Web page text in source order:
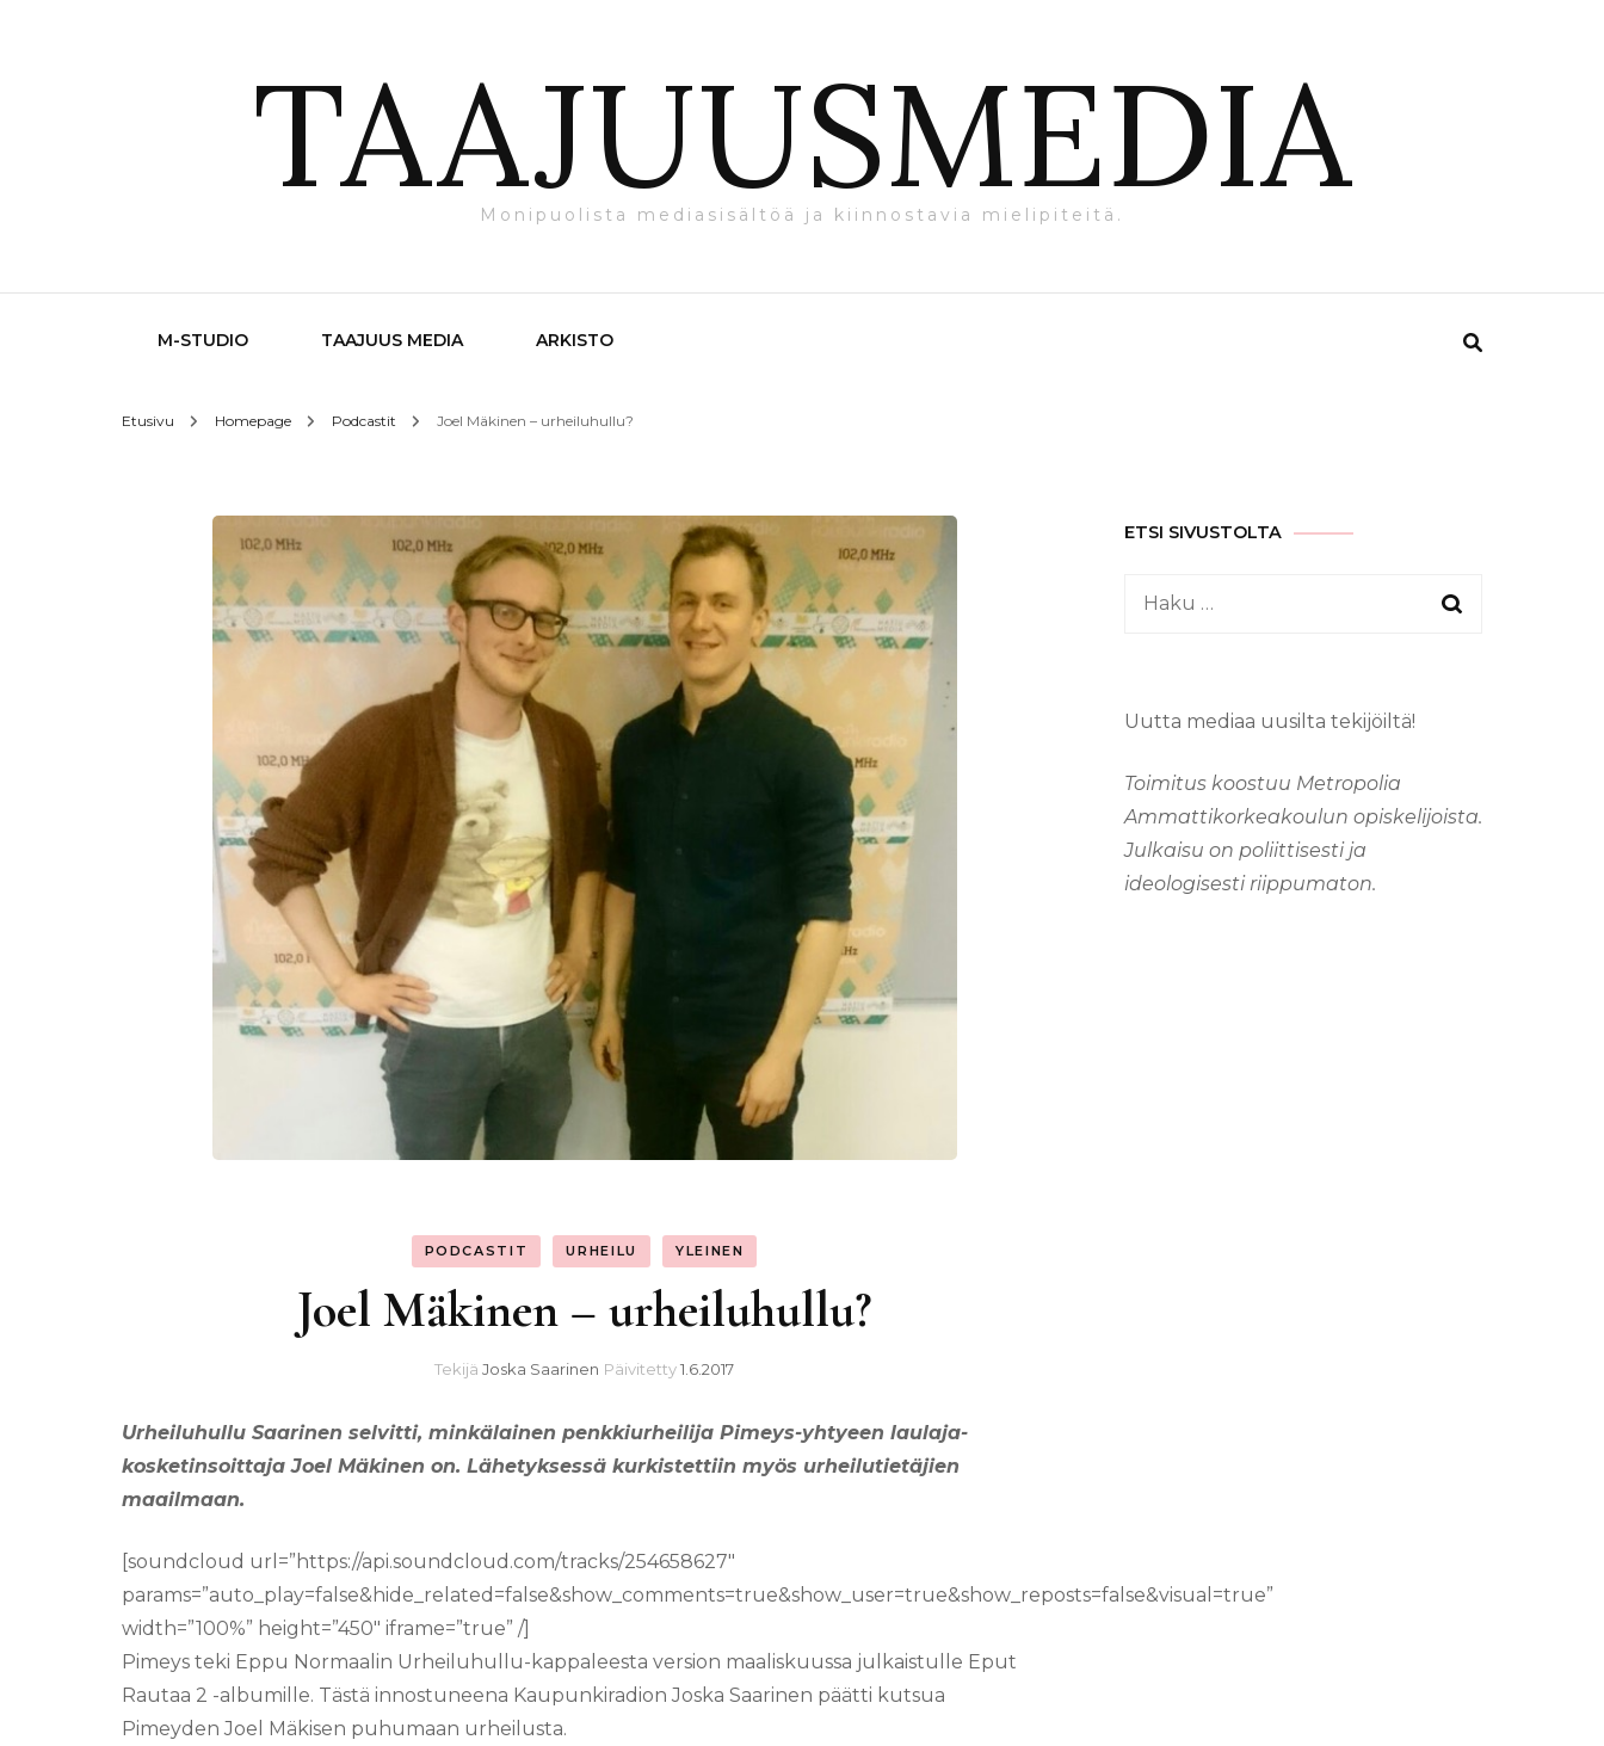
TAAJUUSMEDIA
Monipuolista mediasisältöä ja kiinnostavia mielipiteitä.
M-STUDIO TAAJUUS MEDIA ARKISTO
Etusivu Homepage Podcastit Joel Mäkinen – urheiluhullu?
PODCASTIT URHEILU YLEINEN
Joel Mäkinen – urheiluhullu?
Tekijä Joska Saarinen Päivitetty1.6.2017
Urheiluhullu Saarinen selvitti, minkälainen penkkiurheilija Pimeys-yhtyeen laulaja-
kosketinsoittaja Joel Mäkinen on. Lähetyksessä kurkistettiin myös urheilutietäjien
maailmaan.
[soundcloud url=”https://api.soundcloud.com/tracks/254658627″
params=”auto_play=false&hide_related=false&show_comments=true&show_user=true&show_reposts=false&visual=true”
width=”100%” height=”450″ iframe=”true” /]
Pimeys teki Eppu Normaalin Urheiluhullu-kappaleesta version maaliskuussa julkaistulle Eput
Rautaa 2 -albumille. Tästä innostuneena Kaupunkiradion Joska Saarinen päätti kutsua
Pimeyden Joel Mäkisen puhumaan urheilusta.
ETSI SIVUSTOLTA
Haku:
Uutta mediaa uusilta tekijöiltä!
Toimitus koostuu Metropolia
Ammattikorkeakoulun opiskelijoista.
Julkaisu on poliittisesti ja
ideologisesti riippumaton.